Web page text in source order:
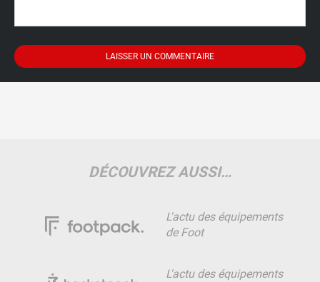
DÉCOUVREZ AUSSI…
L'actu des équipements
de Foot
L'actu des équipements